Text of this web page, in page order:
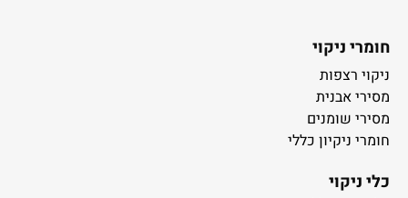
חומרי ניקוי
ניקוי רצפות
מסירי אבנית
מסירי שומנים
חומרי ניקיון כללי
כלי ניקוי